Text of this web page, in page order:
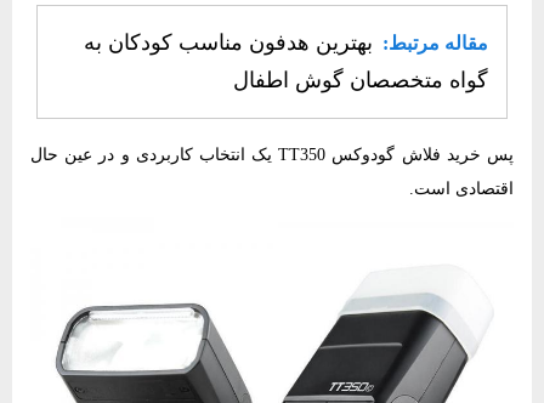
مقاله مرتبط: بهترین هدفون مناسب کودکان به
گواه متخصصان گوش اطفال
پس خرید فلاش گودوکس‌ TT350‌‌ یک انتخاب کاربردی و در عین حال
اقتصادی است.